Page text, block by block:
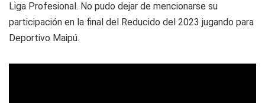
Liga Profesional. No pudo dejar de mencionarse su
participación en la final del Reducido del 2023 jugando para
Deportivo Maipú.